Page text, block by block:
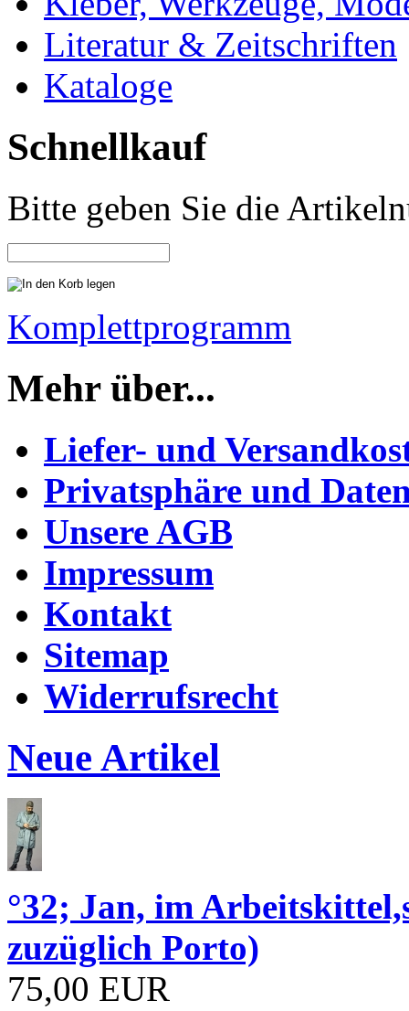
Literatur & Zeitschriften
Kataloge
Schnellkauf
Bitte geben Sie die
Komplettprogramm
Mehr über...
Liefer- und
Privatsphäre und
Unsere AGB
Impressum
Kontakt
Sitemap
Widerrufsrecht
Neue Artikel
°32; Jan, im
zuzüglich Porto)
75,00 EUR